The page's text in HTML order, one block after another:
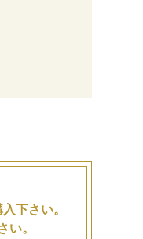
下さい。
い。